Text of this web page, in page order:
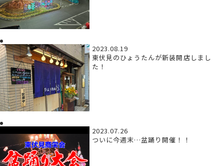
2023.08.19
東伏見のひょうたんが新装開店しまし
た！
2023.07.26
ついに今週末…盆踊り開催！！